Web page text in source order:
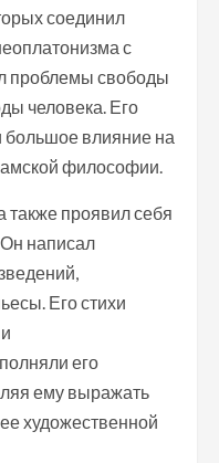
соединил
с
проблемы свободы
человека. Его
большое влияние на
философии.
проявил себя
написал
Его стихи
его
ему выражать
художественной